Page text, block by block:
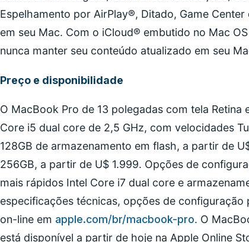
Espelhamento por AirPlay®, Ditado, Game
em seu Mac. Com o iCloud® embutido no Mac
nunca manter seu conteúdo atualizado em seu
Preço e disponibilidade
O MacBook Pro de 13 polegadas com tela
Core i5 dual core de 2,5 GHz, com velocidades
128GB de armazenamento em flash, a partir de
256GB, a partir de U$ 1.999. Opções de
mais rápidos Intel Core i7 dual core e
especificações técnicas, opções de
on-line em apple.com/br/macbook-pro. O
está disponível a partir de hoje na Apple Online